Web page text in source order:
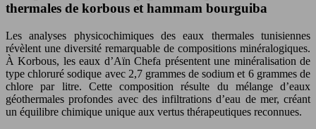
thermales de korbous et hammam bourguiba
Les analyses physicochimiques des eaux thermales tunisiennes
révèlent une diversité remarquable de compositions minéralogiques.
À Korbous, les eaux d’Aïn Chefa présentent une minéralisation de
type chloruré sodique avec 2,7 grammes de sodium et 6 grammes de
chlore par litre. Cette composition résulte du mélange d’eaux
géothermales profondes avec des infiltrations d’eau de mer, créant
un équilibre chimique unique aux vertus thérapeutiques reconnues.